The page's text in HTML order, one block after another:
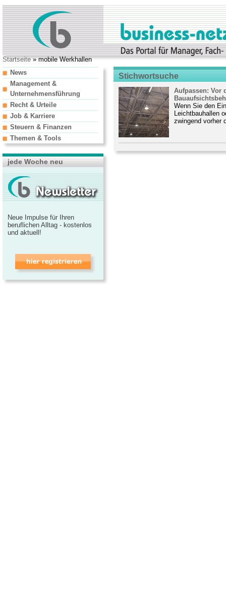
Startseite» mobile Werkhallen
Stichwortsuche
Aufpassen: Vor
Wenn Sie den
Leichtbauhallen
zwingend vorher
News
Management &
Unternehmensführung
Recht & Urteile
Job & Karriere
Steuern & Finanzen
Themen & Tools
jede Woche neu
Neue Impulse für Ihren
beruflichen Alltag - kostenlos
und aktuell!